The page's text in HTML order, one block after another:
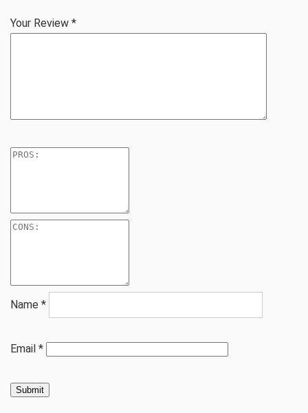
Your Review *
Name *
Email *